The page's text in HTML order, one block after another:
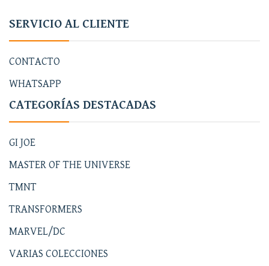
SERVICIO AL CLIENTE
CONTACTO
WHATSAPP
CATEGORÍAS DESTACADAS
GI JOE
MASTER OF THE UNIVERSE
TMNT
TRANSFORMERS
MARVEL/DC
VARIAS COLECCIONES